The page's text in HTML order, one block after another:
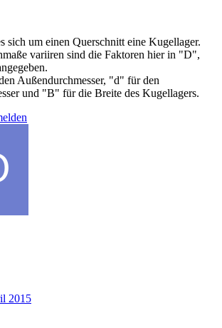
sich um einen Querschnitt eine Kugellager.
variiren sind die Faktoren hier in "D",
Außendurchmesser, "d" für den
und "B" für die Breite des Kugellagers.
2015